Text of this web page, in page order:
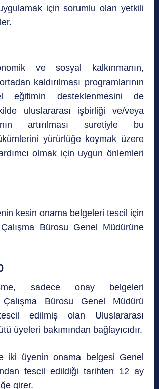
için sorumlu olan yetkili
ve sosyal kalkınmanın,
kaldırılması programlarının
eğitimin desteklenmesini de
uluslararası işbirliği ve/veya
artırılması suretiyle bu
yürürlüğe koymak üzere
olmak için uygun önlemleri
kesin onama belgeleri tescil için
Bürosu Genel Müdürüne
sadece onay belgeleri
Çalışma Bürosu Genel Müdürü
edilmiş olan Uluslararası
üyeleri bakımından bağlayıcıdır.
iki üyenin onama belgesi Genel
tescil edildiği tarihten 12 ay
girer.